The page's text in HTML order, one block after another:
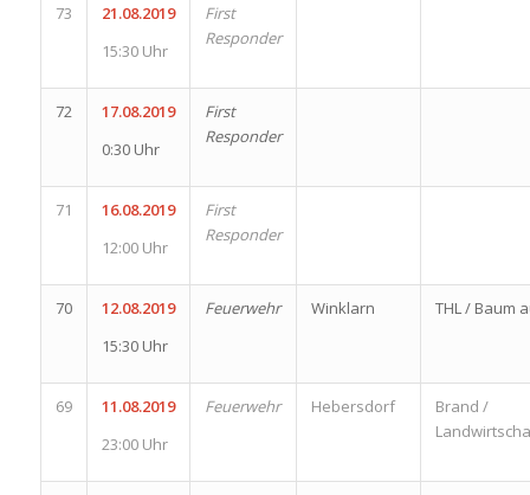
73
21.08.2019
15:30 Uhr
First
Responder
72
17.08.2019
0:30 Uhr
First
Responder
71
16.08.2019
12:00 Uhr
First
Responder
70
12.08.2019
15:30 Uhr
Feuerwehr Winklarn THL / Baum
69
11.08.2019
23:00 Uhr
Feuerwehr Hebersdorf
Brand /